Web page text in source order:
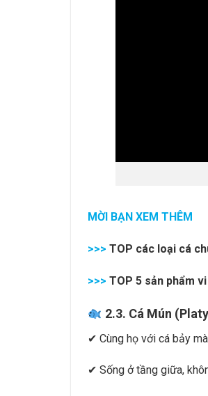
MỜI BẠN XEM THÊM
>>> TOP các loại cá
>>> TOP 5 sản phẩm
2.3. Cá Mún
✔ Cùng họ với cá bảy
✔ Sống ở tầng giữa,